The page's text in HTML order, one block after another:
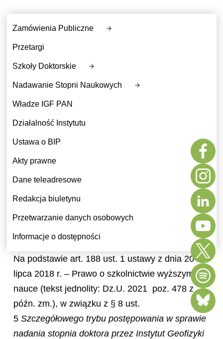
Zamówienia Publiczne
Przetargi
Szkoły Doktorskie
Nadawanie Stopni Naukowych
Władze IGF PAN
Działalność Instytutu
Ustawa o BIP
Akty prawne
Dane teleadresowe
Redakcja biuletynu
Przetwarzanie danych osobowych
Informacje o dostępności
Na podstawie art. 188 ust. 1 ustawy z dnia 20
lipca 2018 r. – Prawo o szkolnictwie wyższym i
nauce (tekst jednolity: Dz.U. 2021 poz. 478 z
późn. zm.), w związku z § 8 ust.
5 Szczegółowego trybu postępowania w sprawie
nadania stopnia doktora przez Instytut Geofizyki